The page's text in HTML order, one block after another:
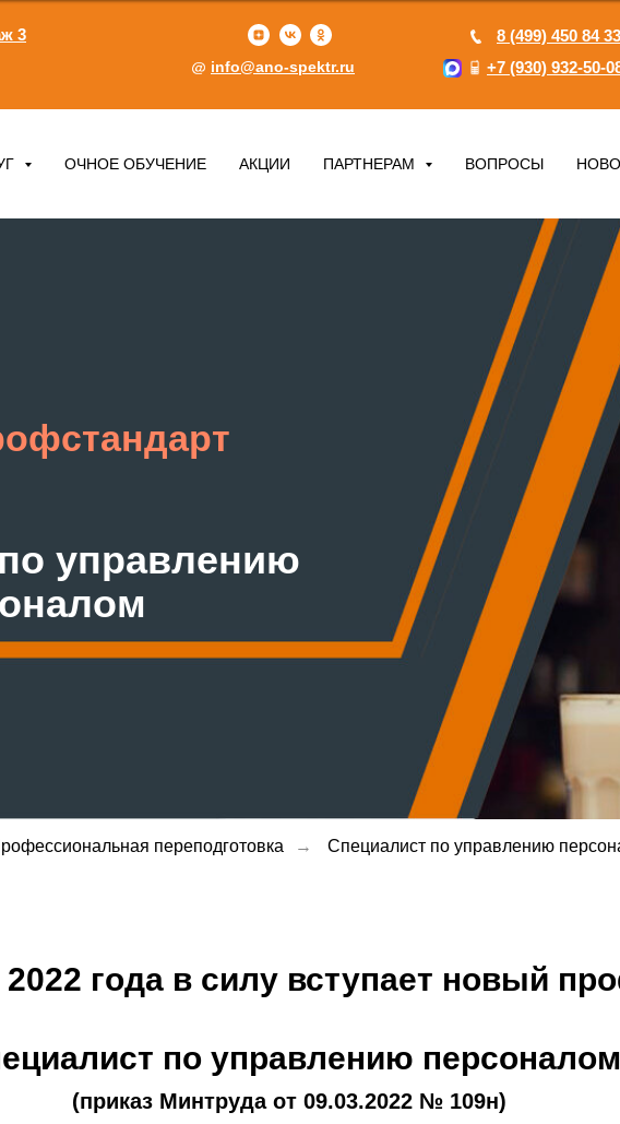
3
+7 (930) 932-50-
8 (499) 450 84 33
info@ano-spektr.ru
ОЧНОЕ ОБУЧЕНИЕ АКЦИИ ПАРТНЕРАМ ВОПРОСЫ
управлению
переподготовка → Специалист по управлению
года в силу вступает новый
по управлению
(приказ Минтруда от 09.03.2022 № 109н)